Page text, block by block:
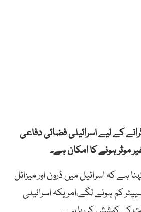
گرانے کے لیے اسرائیلی فضائی دفاعی
موثر ہونے کا امکان ہے۔
ہے کہ اسرائیل میں ڈرون اور میزائل
کم ہونے لگے،امریکہ اسرائیلی